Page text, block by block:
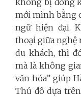
mới mình bằng
ngữ hiện đại.
thoại giữa nghệ
du khách, thì
mà là không
văn hóa” giúp
Thủ đô dựa